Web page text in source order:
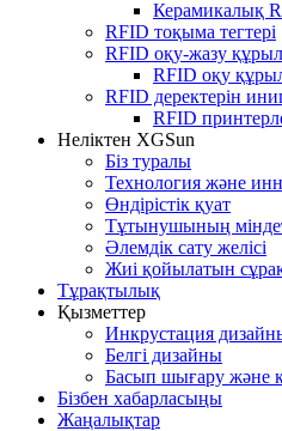
Керамикалық
RFID тоқыма тегтері
RFID оқу-жазу
RFID оқу
RFID деректерін
RFID
Неліктен XGSun
Біз туралы
Технология және
Өндірістік қуат
Тұтынушының
Әлемдік сату желісі
Жиі қойылатын
Тұрақтылық
Қызметтер
Инкрустация
Белгі дизайны
Басып шығару және
Бізбен хабарласыңы
Жаңалықтар